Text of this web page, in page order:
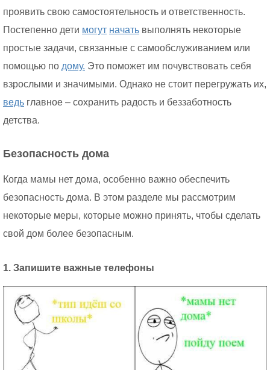
проявить свою самостоятельность и ответственность.
Постепенно дети могут начать выполнять некоторые
простые задачи, связанные с самообслуживанием или
помощью по дому. Это поможет им почувствовать себя
взрослыми и значимыми. Однако не стоит перегружать их,
ведь главное – сохранить радость и беззаботность
детства.
Безопасность дома
Когда мамы нет дома, особенно важно обеспечить
безопасность дома. В этом разделе мы рассмотрим
некоторые меры, которые можно принять, чтобы сделать
свой дом более безопасным.
1. Запишите важные телефоны